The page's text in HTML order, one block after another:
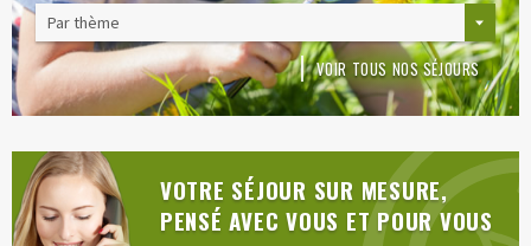
VOIR TOUS NOS SÉJOURS
VOTRE SÉJOUR SUR MESURE,
PENSÉ AVEC VOUS ET POUR VOUS